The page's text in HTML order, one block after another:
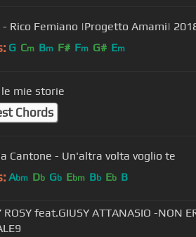
- Rico Femiano |Progetto Amami|
G Cm Bm F# Fm G# Em
mie storie
Chords
Cantone - Un'altra volta voglio te
Abm Db Gb Ebm Bb Eb B
feat.GIUSY ATTANASIO -NON ERA LUI- (VIDEO